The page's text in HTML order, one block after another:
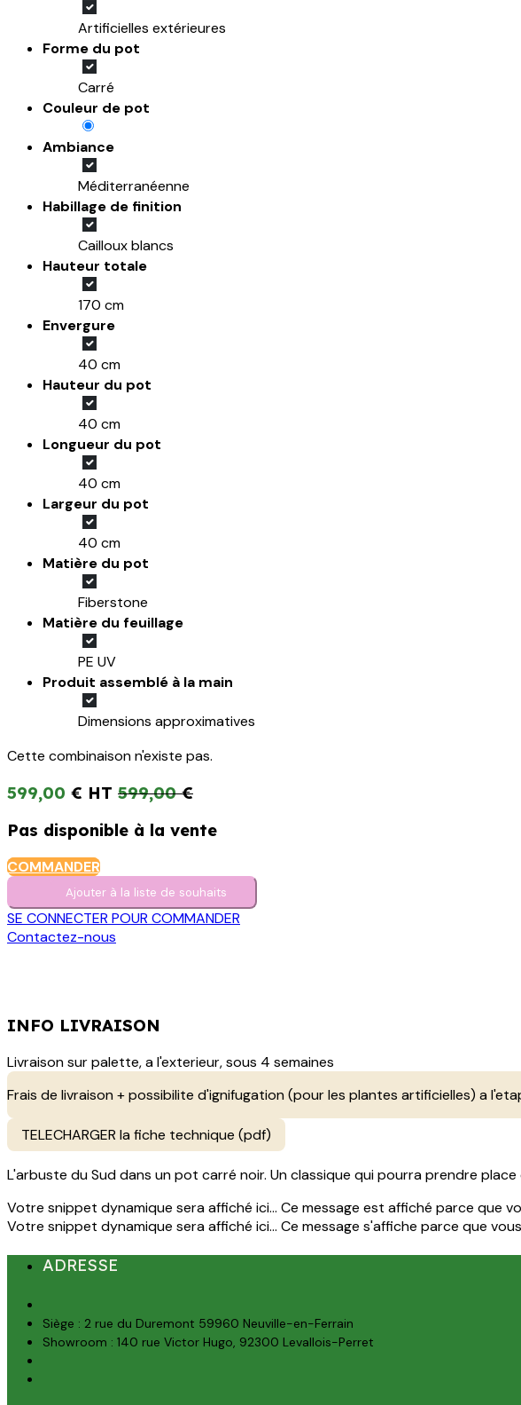
Artificielles extérieures
Forme du pot
Carré
Couleur de pot
Ambiance
Méditerranéenne
Habillage de finition
Cailloux blancs
Hauteur totale
170 cm
Envergure
40 cm
Hauteur du pot
40 cm
Longueur du pot
40 cm
Largeur du pot
40 cm
Matière du pot
Fiberstone
Matière du feuillage
PE UV
Produit assemblé à la main
Dimensions approximatives
Cette combinaison n'existe pas.
599,00 € 599,00€
Pas disponible à la vente
COMMANDER
Ajouter à la liste de s​o​uh​aits
SE CONNECTER POUR COMMANDER
Contactez-nous
INFO LIVRAISON
Livraison sur palette, a l'exterieur, sous 4 semaines
Frais de livraison + possibilite d'ignifugation (pour les plantes artificielles) a
TELECHARGER la fiche technique (pdf)
L'arbuste du Sud dans un pot carré noir. Un classique qui pourra prendre
Votre snippet dynamique sera affiché ici... Ce message est affiché parce que
Votre snippet dynamique sera affiché ici... Ce message s'affiche parce que
ADRESSE
Siège : 2 rue du Duremont 59960 Neuville-en-Ferrain
Showroom : 140 rue Victor Hugo, 92300 Levallois-Perret